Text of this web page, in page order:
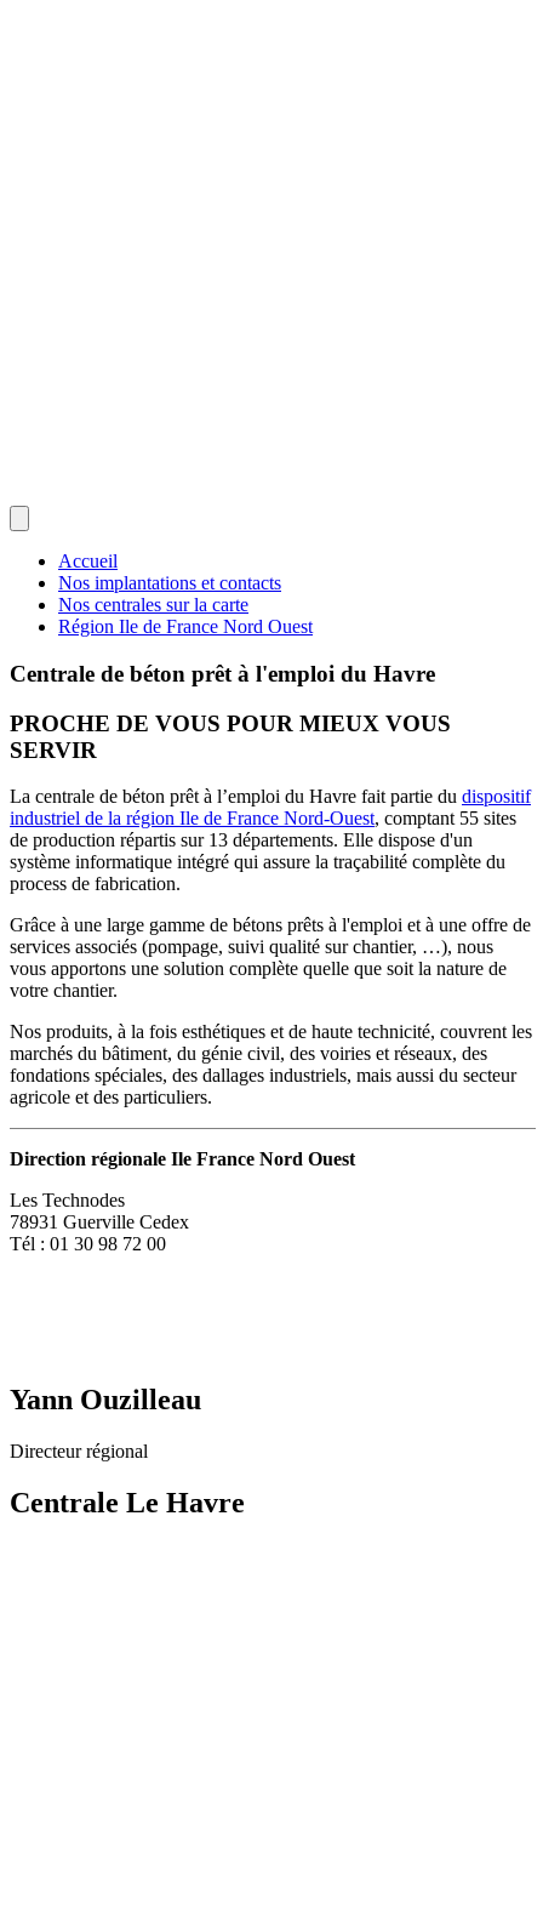
Accueil
Nos implantations et contacts
Nos centrales sur la carte
Région Ile de France Nord Ouest
Centrale de béton prêt à l'emploi du Havre
PROCHE DE VOUS POUR MIEUX VOUS
SERVIR
La centrale de béton prêt à l’emploi du Havre fait partie du dispositif
industriel de la région Ile de France Nord-Ouest, comptant 55 sites
de production répartis sur 13 départements. Elle dispose d'un
système informatique intégré qui assure la traçabilité complète du
process de fabrication.
Grâce à une large gamme de bétons prêts à l'emploi et à une offre de
services associés (pompage, suivi qualité sur chantier, …), nous
vous apportons une solution complète quelle que soit la nature de
votre chantier.
Nos produits, à la fois esthétiques et de haute technicité, couvrent les
marchés du bâtiment, du génie civil, des voiries et réseaux, des
fondations spéciales, des dallages industriels, mais aussi du secteur
agricole et des particuliers.
Direction régionale Ile France Nord Ouest
Les Technodes
78931 Guerville Cedex
Tél : 01 30 98 72 00
Yann Ouzilleau
Directeur régional
Centrale Le Havre